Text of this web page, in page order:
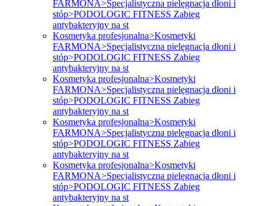
FARMONA>Specjalistyczna pielęgnacja dłoni i
stóp>PODOLOGIC FITNESS Zabieg
antybakteryjny na st
Kosmetyka profesjonalna>Kosmetyki
FARMONA>Specjalistyczna pielęgnacja dłoni i
stóp>PODOLOGIC FITNESS Zabieg
antybakteryjny na st
Kosmetyka profesjonalna>Kosmetyki
FARMONA>Specjalistyczna pielęgnacja dłoni i
stóp>PODOLOGIC FITNESS Zabieg
antybakteryjny na st
Kosmetyka profesjonalna>Kosmetyki
FARMONA>Specjalistyczna pielęgnacja dłoni i
stóp>PODOLOGIC FITNESS Zabieg
antybakteryjny na st
Kosmetyka profesjonalna>Kosmetyki
FARMONA>Specjalistyczna pielęgnacja dłoni i
stóp>PODOLOGIC FITNESS Zabieg
antybakteryjny na st